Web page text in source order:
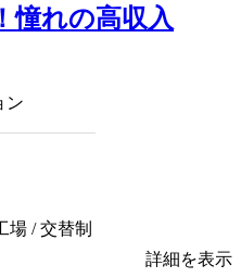
憧れの高収入
ン
場 / 交替制
詳細を表示